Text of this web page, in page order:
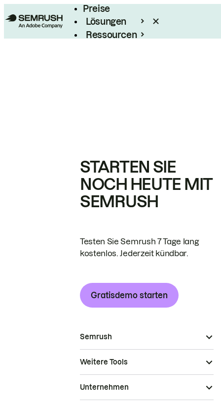
Preise
Lösungen
Ressourcen
STARTEN SIE
NOCH HEUTE MIT
SEMRUSH
Testen Sie Semrush 7 Tage lang
kostenlos. Jederzeit kündbar.
Gratisdemo starten
Semrush
Weitere Tools
Unternehmen